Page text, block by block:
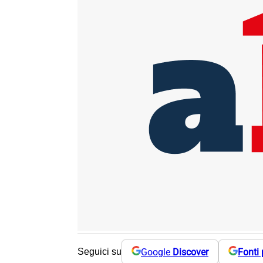
Seguici su Google Discover Fonti